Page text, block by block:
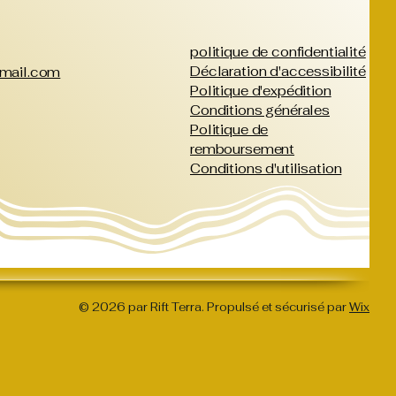
Ce produit est fabriqué
spécialement pour vous dès votre
commande, ce qui explique le délai
de livraison un peu plus long. La
production à la demande, plutôt
qu'en série, permet de réduire la
politique de confidentialité
Déclaration d'accessibilité
Politique d'expédition
Conditions générales
Politique de
remboursement
Conditions d'utilisation
© 2026 par Rift Terra. Propulsé et sécurisé parWix